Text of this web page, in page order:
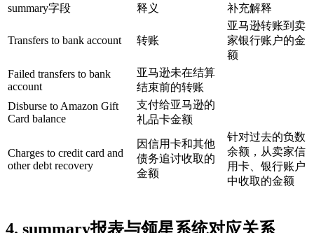
summary字段
释义 补充解释
Transfers to bank account 转账
亚马逊转账到卖
家银行账户的金
额
Failed transfers to bank
account
亚马逊未在结算
结束前的转账
Disburse to Amazon Gift
Card balance
支付给亚马逊的
礼品卡金额
Charges to credit card and
other debt recovery
因信用卡和其他
债务追讨收取的
金额
针对过去的负数
余额，从卖家信
用卡、银行账户
中收取的金额
4. summary报表与领星系统对应关系